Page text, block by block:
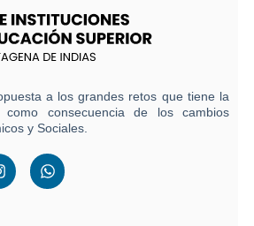
a los grandes retos que tiene la
como consecuencia de los cambios
y Sociales.